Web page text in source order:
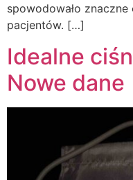
spowodowało
pacjentów. […]
Idealne
Nowe dane